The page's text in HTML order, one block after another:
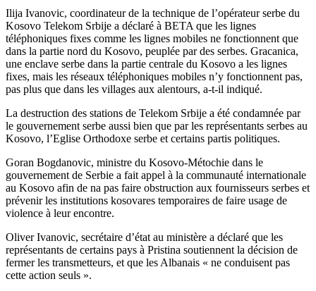
Ilija Ivanovic, coordinateur de la technique de l’opérateur serbe du
Kosovo Telekom Srbije a déclaré à BETA que les lignes
téléphoniques fixes comme les lignes mobiles ne fonctionnent que
dans la partie nord du Kosovo, peuplée par des serbes. Gracanica,
une enclave serbe dans la partie centrale du Kosovo a les lignes
fixes, mais les réseaux téléphoniques mobiles n’y fonctionnent pas,
pas plus que dans les villages aux alentours, a-t-il indiqué.
La destruction des stations de Telekom Srbije a été condamnée par
le gouvernement serbe aussi bien que par les représentants serbes au
Kosovo, l’Eglise Orthodoxe serbe et certains partis politiques.
Goran Bogdanovic, ministre du Kosovo-Métochie dans le
gouvernement de Serbie a fait appel à la communauté internationale
au Kosovo afin de na pas faire obstruction aux fournisseurs serbes et
prévenir les institutions kosovares temporaires de faire usage de
violence à leur encontre.
Oliver Ivanovic, secrétaire d’état au ministère a déclaré que les
représentants de certains pays à Pristina soutiennent la décision de
fermer les transmetteurs, et que les Albanais « ne conduisent pas
cette action seuls ».